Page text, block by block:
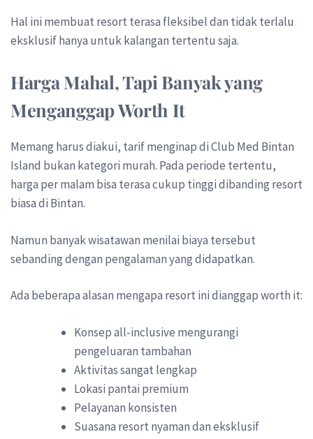
Hal ini membuat resort terasa fleksibel dan tidak terlalu
eksklusif hanya untuk kalangan tertentu saja.
Harga Mahal, Tapi Banyak yang
Menganggap Worth It
Memang harus diakui, tarif menginap di Club Med Bintan
Island bukan kategori murah. Pada periode tertentu,
harga per malam bisa terasa cukup tinggi dibanding resort
biasa di Bintan.
Namun banyak wisatawan menilai biaya tersebut
sebanding dengan pengalaman yang didapatkan.
Ada beberapa alasan mengapa resort ini dianggap worth it:
Konsep all-inclusive mengurangi
pengeluaran tambahan
Aktivitas sangat lengkap
Lokasi pantai premium
Pelayanan konsisten
Suasana resort nyaman dan eksklusif